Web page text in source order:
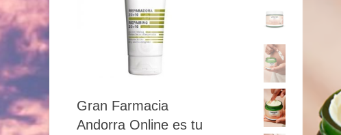
Gran Farmacia
Andorra Online es tu